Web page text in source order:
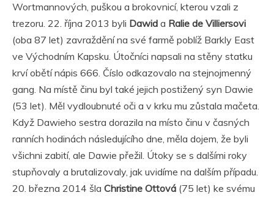
Wortmannových, puškou a brokovnicí, kterou vzali z
trezoru. 22. října 2013 byli Dawid a Ralie de Villiersovi
(oba 87 let) zavraždění na své farmě poblíž Barkly East
ve Východním Kapsku. Útočníci napsali na stěny statku
krví obětí nápis 666. Číslo odkazovalo na stejnojmenný
gang. Na místě činu byl také jejich postižený syn Dawie
(53 let). Měl vydloubnuté oči a v krku mu zůstala mačeta.
Když Dawieho sestra dorazila na místo činu v časných
ranních hodinách následujícího dne, měla dojem, že byli
všichni zabití, ale Dawie přežil. Útoky se s dalšími roky
stupňovaly a brutalizovaly, jak uvidíme na dalším případu.
20. března 2014 šla Christine Ottová (75 let) ke svému